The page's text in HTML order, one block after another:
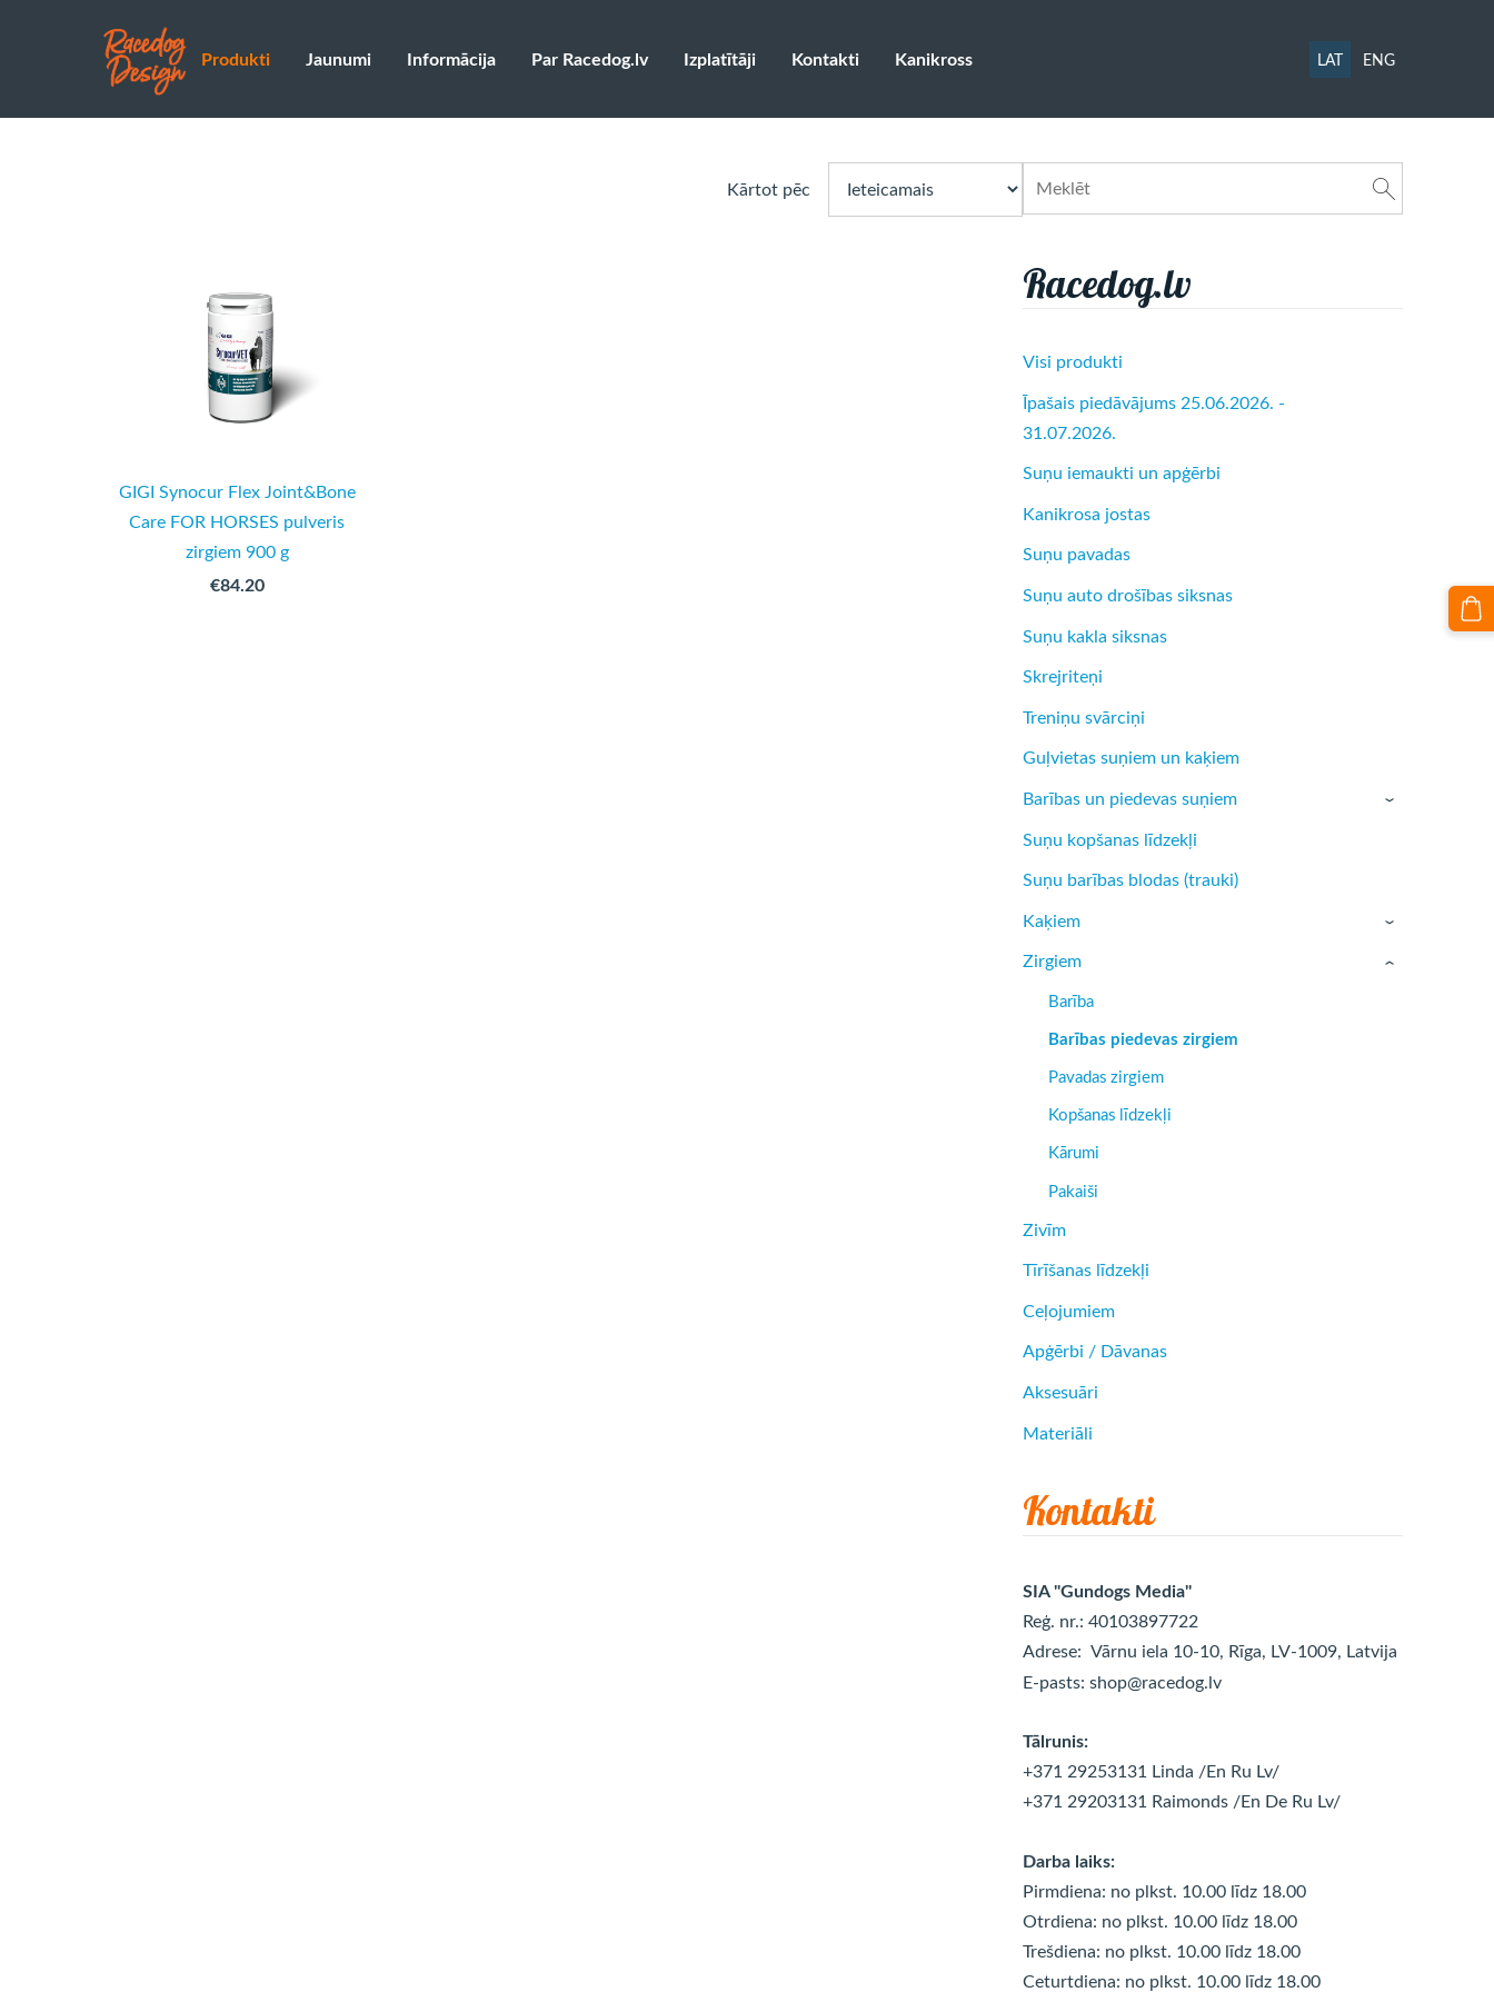
Produkti Jaunumi Informācija Par Racedog.lv Izplatītāji Kontakti Kanikross LAT ENG
Racedog.lv
Visi produkti
Īpašais piedāvājums 25.06.2026. -
31.07.2026.
Suņu iemaukti un apģērbi
Kanikrosa jostas
Suņu pavadas
Suņu auto drošības siksnas
Suņu kakla siksnas
Skrejriteņi
Treniņu svārciņi
Guļvietas suņiem un kaķiem
Barības un piedevas suņiem
›
Suņu kopšanas līdzekļi
Suņu barības blodas (trauki)
Kaķiem
›
Zirgiem
Barība
Barības piedevas zirgiem
Pavadas zirgiem
Kopšanas līdzekļi
Kārumi
Pakaiši
›
Zivīm
Tīrīšanas līdzekļi
Ceļojumiem
Apģērbi / Dāvanas
Aksesuāri
Materiāli
Kontakti
SIA "Gundogs Media"
Reģ. nr.: 40103897722
Adrese: Vārnu iela 10-10, Rīga, LV-1009, Latvija
E-pasts: shop@racedog.lv
Tālrunis:
+371 29253131 Linda /En Ru Lv/
+371 29203131 Raimonds /En De Ru Lv/
Darba laiks:
Pirmdiena: no plkst. 10.00 līdz 18.00
Otrdiena: no plkst. 10.00 līdz 18.00
Trešdiena: no plkst. 10.00 līdz 18.00
Ceturtdiena: no plkst. 10.00 līdz 18.00
Kārtot pēc
GIGI Synocur Flex Joint&Bone
Care FOR HORSES pulveris
zirgiem 900 g
€84.20